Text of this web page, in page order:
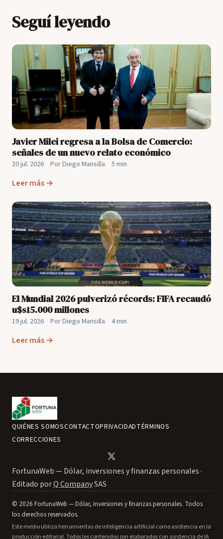
Seguí leyendo
Javier Milei regresa a la Bolsa de Comercio:
señales de un nuevo relato económico
20 jul. 2026 Por Diego Mansilla 5 min
Leer más →
El Mundial 2026 pulverizó récords: FIFA recaudó
u$s15.000 millones
19 jul. 2026 Por Diego Mansilla 4 min
Leer más →
QUIÉNES SOMOSCONTACTOPRIVACIDADTÉRMINOS
CORRECCIONES
FortunaWeb — Dólar, inversiones y finanzas personales ·
Editado porQ CompanySAS
© 2026 FortunaWeb — Dólar, inversiones y finanzas personales. Todos
los derechos reservados.
Este medio utiliza herramientas de inteligencia artificial como asistencia en la
producción editorial. Todos los contenidos son elaborados con asistencia de IA